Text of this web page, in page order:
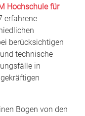
Hochschule für
erfahrene
berücksichtigen
technische
in
Bogen von den